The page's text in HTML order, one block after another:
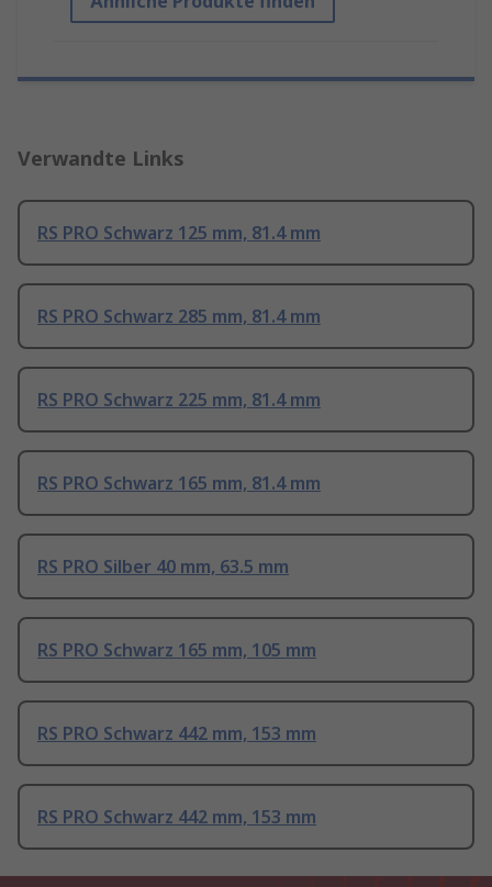
Verwandte Links
RS PRO Schwarz 125 mm, 81.4 mm
RS PRO Schwarz 285 mm, 81.4 mm
RS PRO Schwarz 225 mm, 81.4 mm
RS PRO Schwarz 165 mm, 81.4 mm
RS PRO Silber 40 mm, 63.5 mm
RS PRO Schwarz 165 mm, 105 mm
RS PRO Schwarz 442 mm, 153 mm
RS PRO Schwarz 442 mm, 153 mm